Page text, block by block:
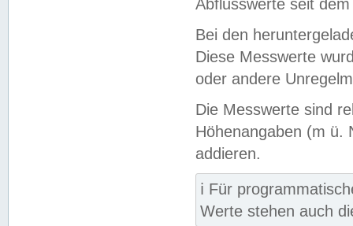
Abflusswerte seit
Bei den
Diese Messwerte
oder andere
Die Messwerte sind
Höhenangaben (m ü.
addieren.
ℹ️ Für
Werte stehen auch